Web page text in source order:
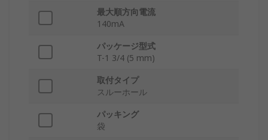
最大順方向電流
140mA
パッケージ型式
T-1 3/4 (5 mm)
取付タイプ
スルーホール
パッキング
袋